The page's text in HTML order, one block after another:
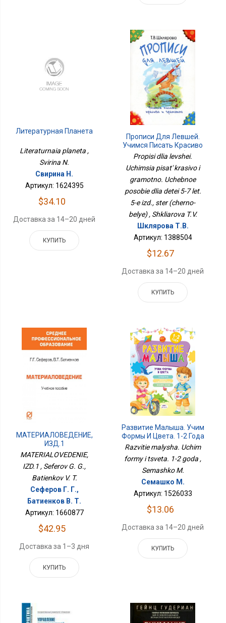
Литературная Планета
Literaturnaia planeta ,
Svirina N.
Свирина Н.
Артикул: 1624395
$34.10
Доставка за 14–20 дней
КУПИТЬ
Прописи Для Левшей.
Учимся Писать Красиво
И Грамотно. Учебное
Пособие Для Детей 5-7
Лет. 5-Е Изд., Стер
(черно-Белые)
Propisi dlia levshei.
Uchimsia pisat' krasivo i
gramotno. Uchebnoe
posobie dlia detei 5-7 let.
5-e izd., ster (cherno-
belye) , Shkliarova T.V.
Шклярова Т.В.
Артикул: 1388504
$12.67
Доставка за 14–20 дней
КУПИТЬ
МАТЕРИАЛОВЕДЕНИЕ,
ИЗД.1
MATERIALOVEDENIE,
IZD.1 , Seferov G. G.,
Batienkov V. T.
Сеферов Г. Г.,
Батиенков В. Т.
Артикул: 1660877
$42.95
Доставка за 1–3 дня
КУПИТЬ
Развитие Малыша. Учим
Формы И Цвета. 1-2 Года
Razvitie malysha. Uchim
formy i tsveta. 1-2 goda ,
Semashko M.
Семашко М.
Артикул: 1526033
$13.06
Доставка за 14–20 дней
КУПИТЬ